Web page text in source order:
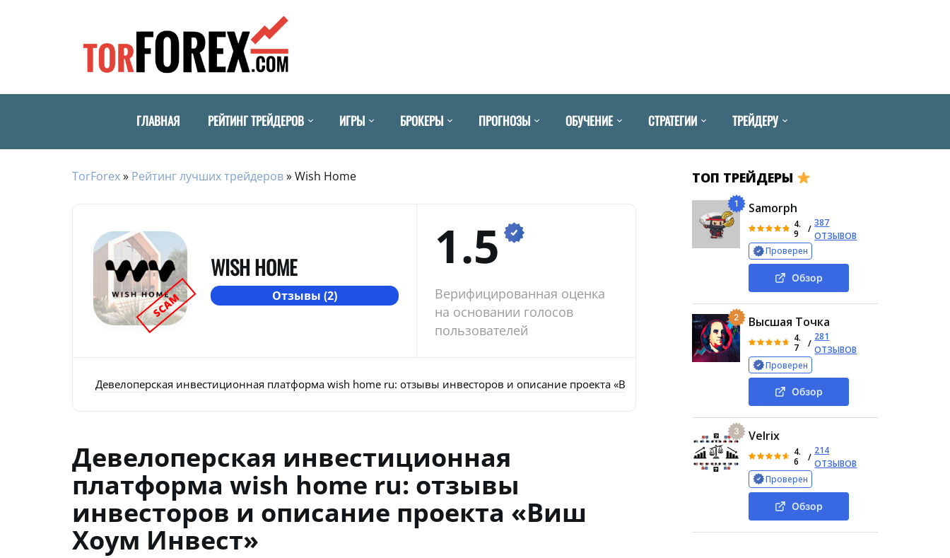
ГЛАВНАЯ РЕЙТИНГ ТРЕЙДЕРОВ ИГРЫ БРОКЕРЫ ПРОГНОЗЫ ОБУЧЕНИЕ СТРАТЕГИИ ТРЕЙДЕРУ
TorForex» Рейтинг лучших трейдеров»Wish Home
SCAM
WISH HOME
Отзывы (2)
1.5
Верифицированная оценка
на основании голосов
пользователей
Девелоперская инвестиционная платформа wish home ru: отзывы инвесторов и описание проекта «Виш Хоум Инвест» Группа компаний Wish Home
Девелоперская инвестиционная
платформа wish home ru: отзывы
инвесторов и описание проекта «Виш
Хоум Инвест»
ТОП ТРЕЙДЕРЫ
1 Samorph
4.
9
/
387
ОТЗЫВОВ
Проверен
Обзор
2 Высшая Точка
4.
7
/
281
ОТЗЫВОВ
Проверен
Обзор
3 Velrix
4.
6
/
214
ОТЗЫВОВ
Проверен
Обзор